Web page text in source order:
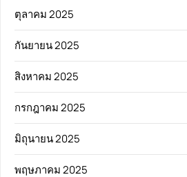
ตุลาคม 2025
กันยายน 2025
สิงหาคม 2025
กรกฎาคม 2025
มิถุนายน 2025
พฤษภาคม 2025